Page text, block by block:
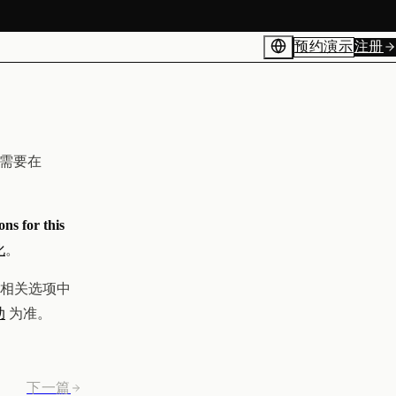
预约演示注册
要在
for this
。
关选项中
为准。
下一篇